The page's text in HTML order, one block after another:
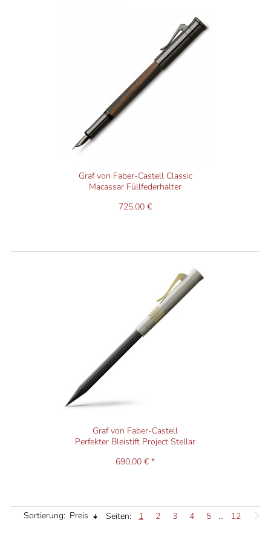
Graf von Faber-Castell Classic
Macassar Füllfederhalter
725,00 €
Graf von Faber-Castell
Perfekter Bleistift Project Stellar
690,00 € *
Seiten: 1 2 3 4 5 ... 12
Sortierung: Preis